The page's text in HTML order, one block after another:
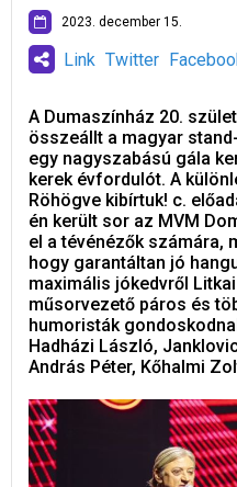
2023. december 15.
Link Twitter
A Dumaszínház 20.
összeállt a magyar
egy nagyszabású gála
kerek évfordulót. A
Röhögve kibírtuk! c.
én került sor az MVM
el a tévénézők számára,
hogy garantáltan jó
maximális jókedvről
műsorvezető páros és
humoristák
Hadházi László,
András Péter, Kőhalmi